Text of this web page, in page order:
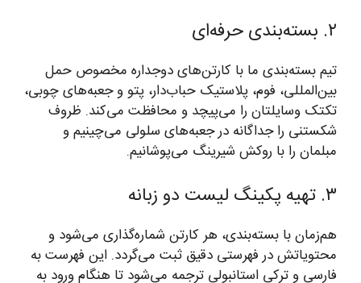
۲. بسته‌بندی حرفه‌ای
تیم بسته‌بندی ما با کارتن‌های دوجداره مخصوص حمل
بین‌المللی، فوم، پلاستیک حباب‌دار، پتو و جعبه‌های چوبی،
تکتک وسایلتان را می‌پیچد و محافظت می‌کند. ظروف
شکستنی را جداگانه در جعبه‌های سلولی می‌چینیم و
مبلمان را با روکش شیرینگ می‌پوشانیم.
۳. تهیه پکینگ لیست دو زبانه
هم‌زمان با بسته‌بندی، هر کارتن شماره‌گذاری می‌شود و
محتویاتش در فهرستی دقیق ثبت می‌گردد. این فهرست به
فارسی و ترکی استانبولی ترجمه می‌شود تا هنگام ورود به